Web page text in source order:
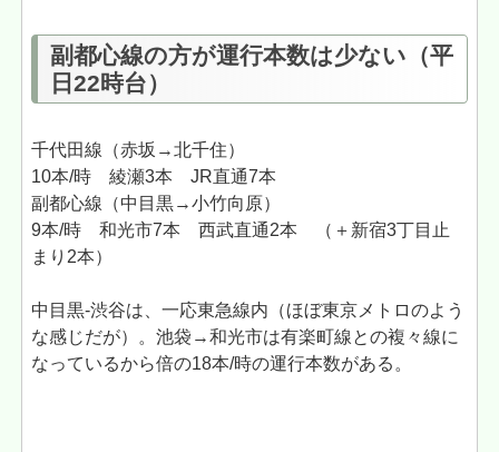
副都心線の方が運行本数は少ない（平
日22時台）
千代田線（赤坂→北千住）
10本/時 綾瀬3本 JR直通7本
副都心線（中目黒→小竹向原）
9本/時 和光市7本 西武直通2本 （＋新宿3丁目止
まり2本）
中目黒-渋谷は、一応東急線内（ほぼ東京メトロのよう
な感じだが）。池袋→和光市は有楽町線との複々線に
なっているから倍の18本/時の運行本数がある。